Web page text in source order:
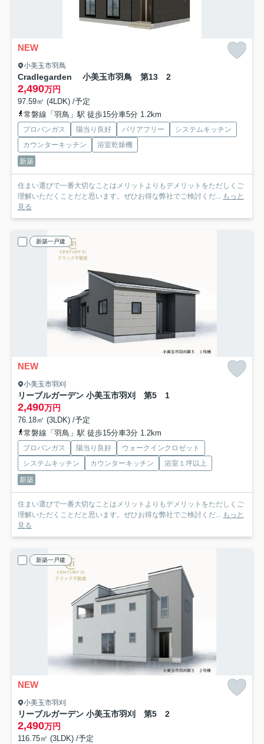
NEW
小美玉市羽鳥
Cradlegarden 小美玉市羽鳥 第13 2
2,490万円
97.59㎡ (4LDK) /予定
常磐線「羽鳥」駅 徒歩15分車5分 1.2km
プロパンガス 陽当り良好 バリアフリー
システムキッチン
カウンターキッチン
浴室乾燥機
新築
住まい選びで一番大切なことはメリットよりもデメリットをただしくご
理解いただくことだと思います。ぜひお得な弊社でご検討くだ... もっと
見る
新築一戸建
NEW
小美玉市羽刈
リーブルガーデン 小美玉市羽刈 第5 1
2,490万円
76.18㎡ (3LDK) /予定
常磐線「羽鳥」駅 徒歩15分車3分 1.2km
プロパンガス 陽当り良好
ウォークインクロゼット
システムキッチン
カウンターキッチン
浴室１坪以上
新築
住まい選びで一番大切なことはメリットよりもデメリットをただしくご
理解いただくことだと思います。ぜひお得な弊社でご検討くだ... もっと
見る
新築一戸建
NEW
小美玉市羽刈
リーブルガーデン 小美玉市羽刈 第5 2
2,490万円
116.75㎡ (3LDK) /予定